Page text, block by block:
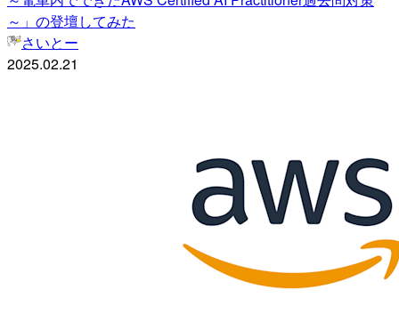
～」の登壇してみた
さいとー
2025.02.21